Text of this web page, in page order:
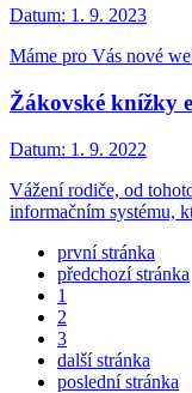
Datum: 1. 9. 2023
Máme pro Vás nové
Žákovské knížky
Datum: 1. 9. 2022
Vážení rodiče, od
informačním systému,
první stránka
předchozí stránka
1
2
3
další stránka
poslední stránka